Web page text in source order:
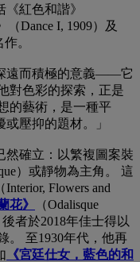
紅色和諧》
（Dance I, 1909）及
。
遠而積極的意義——它
對色彩的探索，正是
的藝術，是一種平
壓抑的題材。」
然確立：以繁複圖案裝
）或靜物為主角。 這
Flowers and
花》
（Odalisque
後者於2018年佳士得以
。 至1930年代，他再
《宮廷仕女，藍色的和